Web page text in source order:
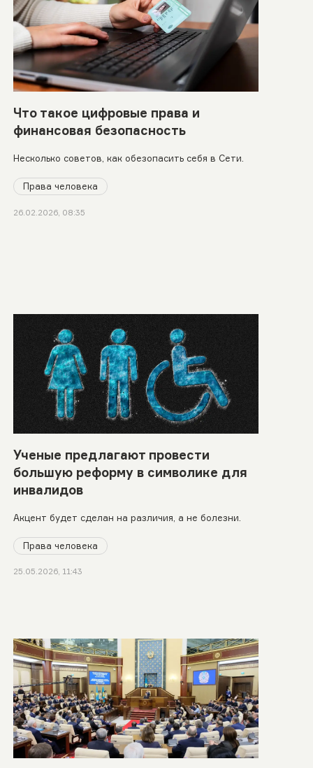
Что такое цифровые права и
финансовая безопасность
Несколько советов, как обезопасить себя в Сети.
Права человека
26.02.2026, 08:35
Ученые предлагают провести
большую реформу в символике для
инвалидов
Акцент будет сделан на различия, а не болезни.
Права человека
25.05.2026, 11:43